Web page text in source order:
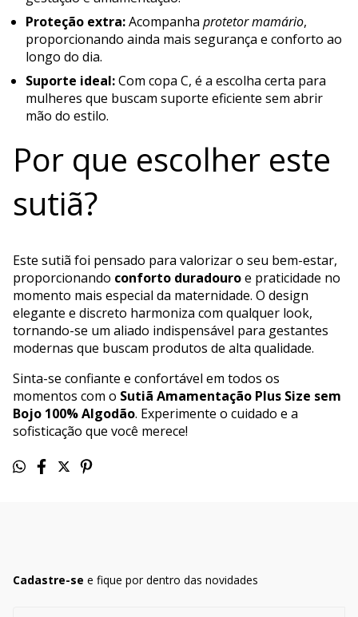
Proteção extra:Acompanha protetor mamário,
proporcionando ainda mais segurança e conforto ao
longo do dia.
Suporte ideal:Com copa C, é a escolha certa para
mulheres que buscam suporte eficiente sem abrir
mão do estilo.
Por que escolher este
sutiã?
Este sutiã foi pensado para valorizar o seu bem-estar,
proporcionando conforto duradouroe praticidade no
momento mais especial da maternidade. O design
elegante e discreto harmoniza com qualquer look,
tornando-se um aliado indispensável para gestantes
modernas que buscam produtos de alta qualidade.
Sinta-se confiante e confortável em todos os
momentos com o Sutiã Amamentação Plus Size sem
Bojo 100% Algodão. Experimente o cuidado e a
sofisticação que você merece!
Cadastre-se e fique por dentro das novidades